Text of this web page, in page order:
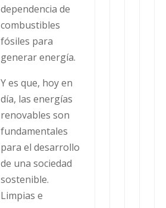
dependencia de
combustibles
fósiles para
generar energía.
Y es que, hoy en
día, las energías
renovables son
fundamentales
para el desarrollo
de una sociedad
sostenible.
Limpias e